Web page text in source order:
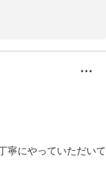
。
器やご飯が不足
たとのこと、心よ
トラン運営やお客様
重要な課題として
寧にやっていただいて